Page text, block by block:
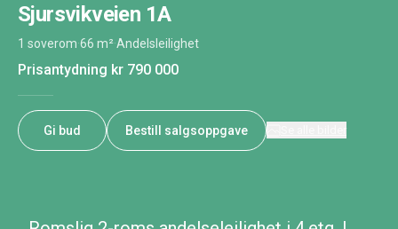
Sjursvikveien 1A
1 soverom·66 m²·Andelsleilighet
Prisantydning kr 790 000
Gi bud Bestill salgsoppgave